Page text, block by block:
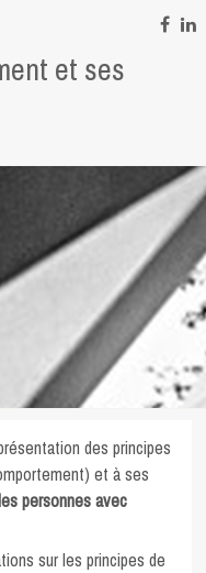
et ses
des principes
et à ses
personnes avec
sur les principes de